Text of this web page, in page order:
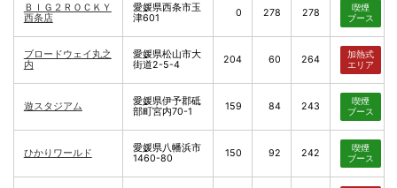
ＢＩＧ２ＲＯＣＫＹ
西条店
愛媛県西条市玉
津601
0 278 278
喫煙
ブース
ブロードウェイ丸之
内
愛媛県松山市大
街道2-5-4
204 60 264
加熱式
エリア
遊スタジアム
愛媛県伊予郡砥
部町宮内70-1
159 84 243
喫煙
ブース
ひかりワールド
愛媛県八幡浜市
1460-80
150 92 242
喫煙
ブース